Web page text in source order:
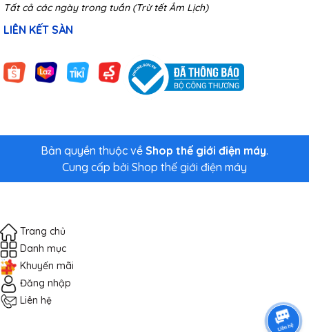
Tất cả các ngày trong tuần (Trừ tết Âm Lịch)
LIÊN KẾT SÀN
Bản quyền thuộc về Shop thế giới điện máy.
Cung cấp bởi Shop thế giới điện máy
Trang chủ
Danh mục
Khuyến mãi
Đăng nhập
Liên hệ